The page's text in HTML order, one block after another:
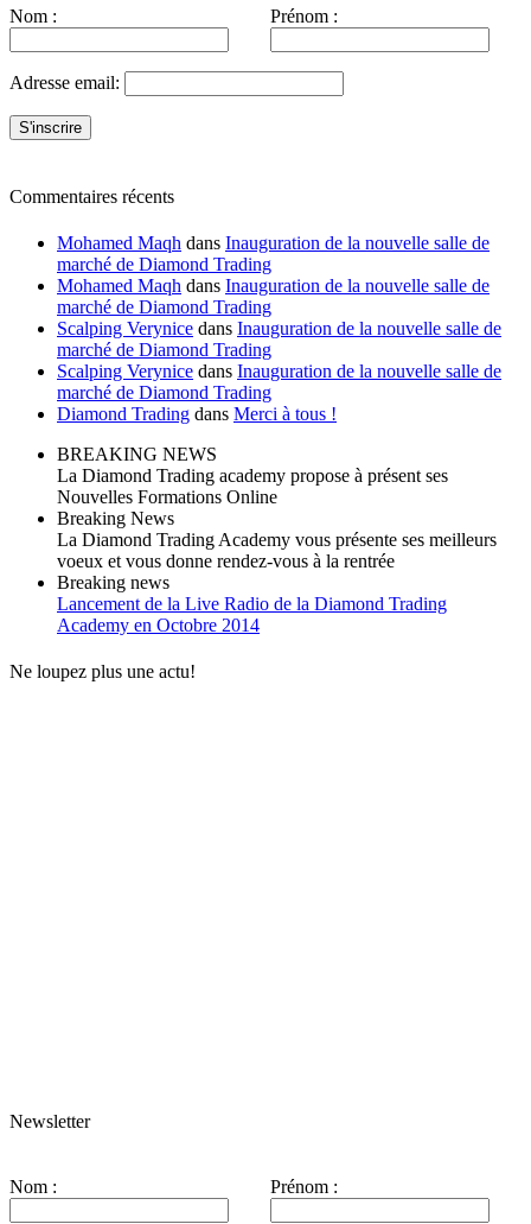
Nom : Prénom :
Adresse email:
Commentaires récents
Mohamed Maqh dans Inauguration de la nouvelle salle de
marché de Diamond Trading
Mohamed Maqh dans Inauguration de la nouvelle salle de
marché de Diamond Trading
Scalping Verynice dans Inauguration de la nouvelle salle de
marché de Diamond Trading
Scalping Verynice dans Inauguration de la nouvelle salle de
marché de Diamond Trading
Diamond Trading dans Merci à tous !
BREAKING NEWS
La Diamond Trading academy propose à présent ses
Nouvelles Formations Online
Breaking News
La Diamond Trading Academy vous présente ses meilleurs
voeux et vous donne rendez-vous à la rentrée
Breaking news
Lancement de la Live Radio de la Diamond Trading
Academy en Octobre 2014
Ne loupez plus une actu!
Newsletter
Nom : Prénom :